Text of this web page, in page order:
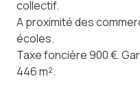
collectif.
A proximité des
écoles.
Taxe foncière 900 €.
446 m².